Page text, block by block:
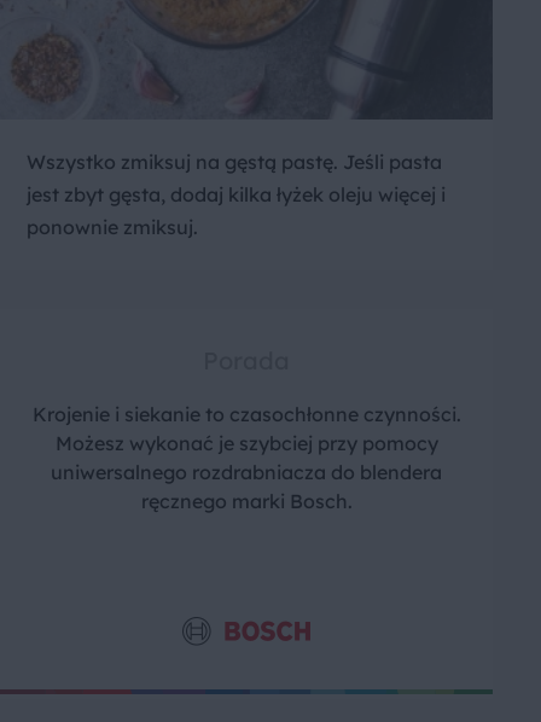
Wszystko zmiksuj na gęstą pastę. Jeśli pasta
jest zbyt gęsta, dodaj kilka łyżek oleju więcej i
ponownie zmiksuj.
Krojenie i siekanie to czasochłonne czynności.
Możesz wykonać je szybciej przy pomocy
uniwersalnego rozdrabniacza do blendera
ręcznego marki Bosch.